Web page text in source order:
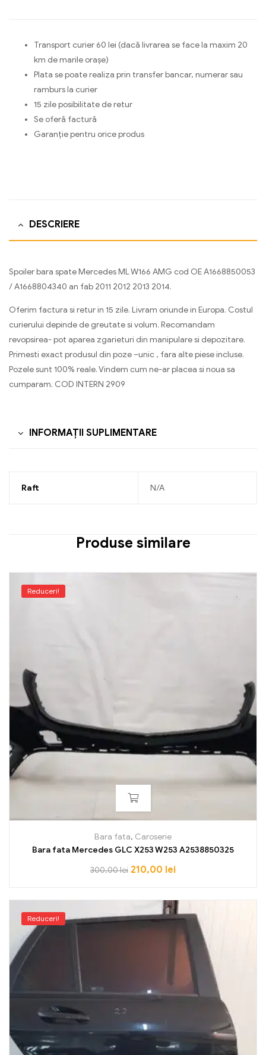
Transport curier 60 lei (dacă livrarea se face la maxim 20
km de marile orașe)
Plata se poate realiza prin transfer bancar, numerar sau
ramburs la curier
15 zile posibilitate de retur
Se oferă factură
Garanție pentru orice produs
DESCRIERE
Spoiler bara spate Mercedes ML W166 AMG cod OE A1668850053
/ A1668804340 an fab 2011 2012 2013 2014.
Oferim factura si retur in 15 zile. Livram oriunde in Europa. Costul
curierului depinde de greutate si volum. Recomandam
revopsirea- pot aparea zgarieturi din manipulare si depozitare.
Primesti exact produsul din poze –unic , fara alte piese incluse.
Pozele sunt 100% reale. Vindem cum ne-ar placea si noua sa
cumparam. COD INTERN 2909
INFORMAȚII SUPLIMENTARE
Raft N/A
Produse similare
Reduceri!
Bara fata, Caroserie
Bara fata Mercedes GLC X253 W253 A2538850325
300,00lei 210,00 lei
Reduceri!